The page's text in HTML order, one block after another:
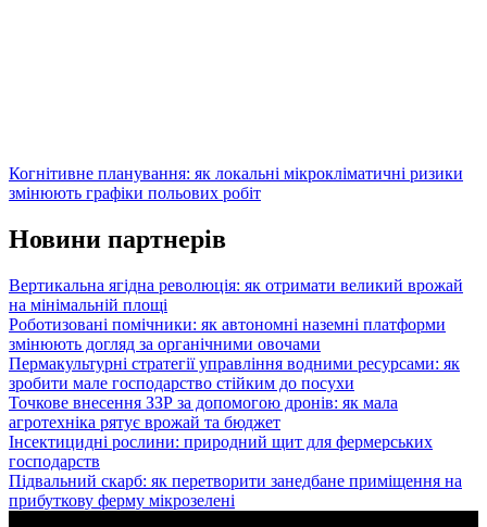
Когнітивне планування: як локальні мікрокліматичні ризики
змінюють графіки польових робіт
Новини партнерів
Вертикальна ягідна революція: як отримати великий врожай
на мінімальній площі
Роботизовані помічники: як автономні наземні платформи
змінюють догляд за органічними овочами
Пермакультурні стратегії управління водними ресурсами: як
зробити мале господарство стійким до посухи
Точкове внесення ЗЗР за допомогою дронів: як мала
агротехніка рятує врожай та бюджет
Інсектицидні рослини: природний щит для фермерських
господарств
Підвальний скарб: як перетворити занедбане приміщення на
прибуткову ферму мікрозелені